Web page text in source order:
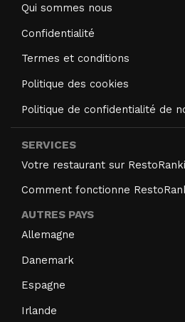
Qui sommes nous
Confidentialité
Termes et conditions
Politique des cookies
Politique de confidentialité de
SERVICES
Votre restaurant sur
Comment fonctionne
AUTRES PAYS
Allemagne
Danemark
Espagne
Irlande